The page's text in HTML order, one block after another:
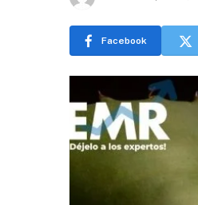
Facebook